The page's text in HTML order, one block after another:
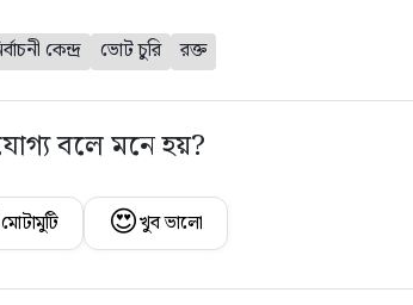
কেন্দ্র ভোট চুরি রক্ত
বলে মনে হয়?
মোটামুটি 😍খুব ভালো